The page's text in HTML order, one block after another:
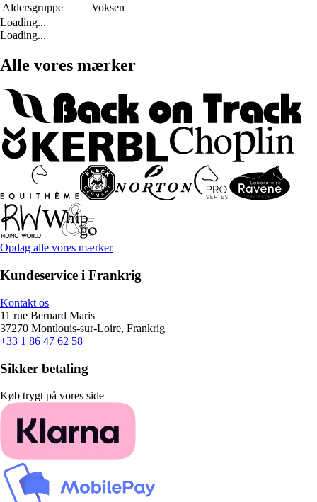
Aldersgruppe
Voksen
Loading...
Loading...
Alle vores mærker
Opdag alle vores mærker
Kundeservice i Frankrig
Kontakt os
11 rue Bernard Maris
37270 Montlouis-sur-Loire, Frankrig
+33 1 86 47 62 58
Sikker betaling
Køb trygt på vores side